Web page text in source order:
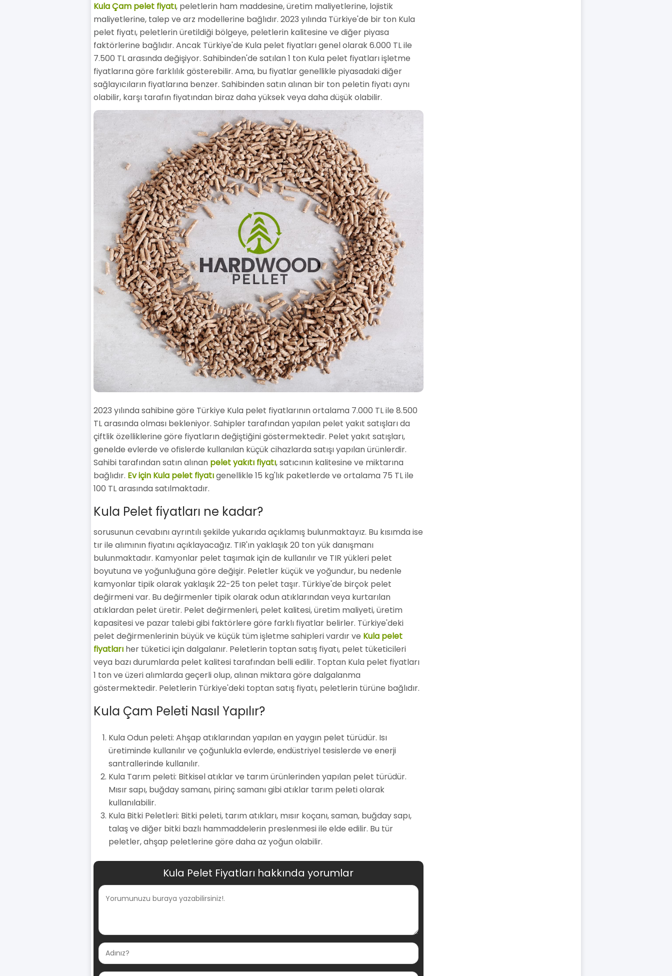
Kula Çam pelet fiyatı, peletlerin ham maddesine, üretim maliyetlerine, lojistik
maliyetlerine, talep ve arz modellerine bağlıdır. 2023 yılında Türkiye'de bir ton Kula
pelet fiyatı, peletlerin üretildiği bölgeye, peletlerin kalitesine ve diğer piyasa
faktörlerine bağlıdır. Ancak Türkiye'de Kula pelet fiyatları genel olarak 6.000 TL ile
7.500 TL arasında değişiyor. Sahibinden'de satılan 1 ton Kula pelet fiyatları işletme
fiyatlarına göre farklılık gösterebilir. Ama, bu fiyatlar genellikle piyasadaki diğer
sağlayıcıların fiyatlarına benzer. Sahibinden satın alınan bir ton peletin fiyatı aynı
olabilir, karşı tarafın fiyatından biraz daha yüksek veya daha düşük olabilir.
2023 yılında sahibine göre Türkiye Kula pelet fiyatlarının ortalama 7.000 TL ile 8.500
TL arasında olması bekleniyor. Sahipler tarafından yapılan pelet yakıt satışları da
çiftlik özelliklerine göre fiyatların değiştiğini göstermektedir. Pelet yakıt satışları,
genelde evlerde ve ofislerde kullanılan küçük cihazlarda satışı yapılan ürünlerdir.
Sahibi tarafından satın alınan pelet yakıtı fiyatı, satıcının kalitesine ve miktarına
bağlıdır. Ev için Kula pelet fiyatıgenellikle 15 kg'lık paketlerde ve ortalama 75 TL ile
100 TL arasında satılmaktadır.
Kula Pelet fiyatları ne kadar?
sorusunun cevabını ayrıntılı şekilde yukarıda açıklamış bulunmaktayız. Bu kısımda ise
tır ile alımının fiyatını açıklayacağız. TIR'ın yaklaşık 20 ton yük danışmanı
bulunmaktadır. Kamyonlar pelet taşımak için de kullanılır ve TIR yükleri pelet
boyutuna ve yoğunluğuna göre değişir. Peletler küçük ve yoğundur, bu nedenle
kamyonlar tipik olarak yaklaşık 22-25 ton pelet taşır. Türkiye'de birçok pelet
değirmeni var. Bu değirmenler tipik olarak odun atıklarından veya kurtarılan
atıklardan pelet üretir. Pelet değirmenleri, pelet kalitesi, üretim maliyeti, üretim
kapasitesi ve pazar talebi gibi faktörlere göre farklı fiyatlar belirler. Türkiye'deki
pelet değirmenlerinin büyük ve küçük tüm işletme sahipleri vardır ve Kula pelet
fiyatlarıher tüketici için dalgalanır. Peletlerin toptan satış fiyatı, pelet tüketicileri
veya bazı durumlarda pelet kalitesi tarafından belli edilir. Toptan Kula pelet fiyatları
1 ton ve üzeri alımlarda geçerli olup, alınan miktara göre dalgalanma
göstermektedir. Peletlerin Türkiye'deki toptan satış fiyatı, peletlerin türüne bağlıdır.
Kula Çam Peleti Nasıl Yapılır?
Kula Odun peleti: Ahşap atıklarından yapılan en yaygın pelet türüdür. Isı
üretiminde kullanılır ve çoğunlukla evlerde, endüstriyel tesislerde ve enerji
santrallerinde kullanılır.
Kula Tarım peleti: Bitkisel atıklar ve tarım ürünlerinden yapılan pelet türüdür.
Mısır sapı, buğday samanı, pirinç samanı gibi atıklar tarım peleti olarak
kullanılabilir.
Kula Bitki Peletleri: Bitki peleti, tarım atıkları, mısır koçanı, saman, buğday sapı,
talaş ve diğer bitki bazlı hammaddelerin preslenmesi ile elde edilir. Bu tür
peletler, ahşap peletlerine göre daha az yoğun olabilir.
Kula Pelet Fiyatları hakkında yorumlar